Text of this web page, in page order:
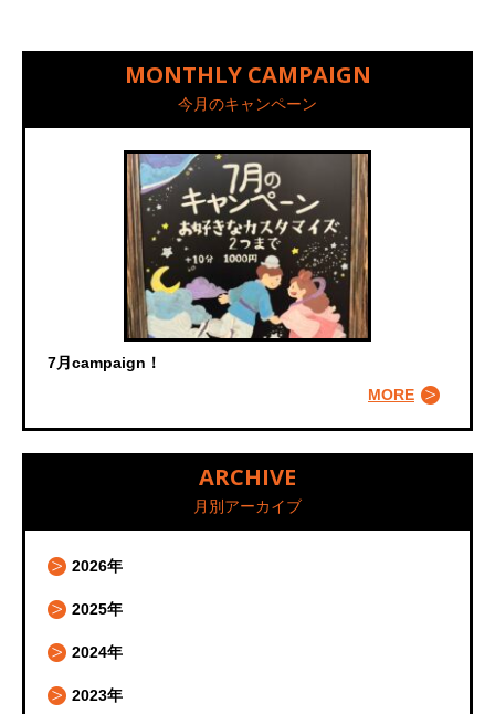
MONTHLY CAMPAIGN
今月のキャンペーン
7月campaign！
MORE
ARCHIVE
月別アーカイブ
2026年
2025年
2024年
2023年